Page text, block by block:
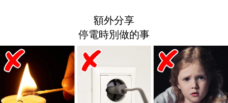
額外分享
停電時別做的事